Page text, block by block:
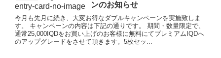
ンのお知らせ
今月も先月に続き、大変お得なダブルキャンペーンを実施致しま
す。 キャンペーンの内容は下記の通りです。 期間・数量限定で、
通常25,000IQDをお買い上げのお客様に無料にてプレミアムIQDへ
のアップグレードをさせて頂きます。5枚セッ...